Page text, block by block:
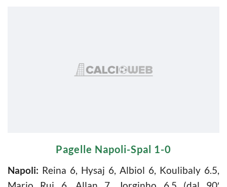
Pagelle Napoli-Spal 1-0
Napoli: Reina 6, Hysaj 6, Albiol 6, Koulibaly 6.5,